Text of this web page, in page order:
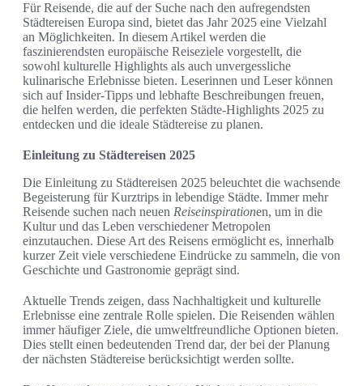
Für Reisende, die auf der Suche nach den aufregendsten
Städtereisen Europa sind, bietet das Jahr 2025 eine Vielzahl
an Möglichkeiten. In diesem Artikel werden die
faszinierendsten europäische Reiseziele vorgestellt, die
sowohl kulturelle Highlights als auch unvergessliche
kulinarische Erlebnisse bieten. Leserinnen und Leser können
sich auf Insider-Tipps und lebhafte Beschreibungen freuen,
die helfen werden, die perfekten Städte-Highlights 2025 zu
entdecken und die ideale Städtereise zu planen.
Einleitung zu Städtereisen 2025
Die Einleitung zu Städtereisen 2025 beleuchtet die wachsende
Begeisterung für Kurztrips in lebendige Städte. Immer mehr
Reisende suchen nach neuen Reiseinspirationen, um in die
Kultur und das Leben verschiedener Metropolen
einzutauchen. Diese Art des Reisens ermöglicht es, innerhalb
kurzer Zeit viele verschiedene Eindrücke zu sammeln, die von
Geschichte und Gastronomie geprägt sind.
Aktuelle Trends zeigen, dass Nachhaltigkeit und kulturelle
Erlebnisse eine zentrale Rolle spielen. Die Reisenden wählen
immer häufiger Ziele, die umweltfreundliche Optionen bieten.
Dies stellt einen bedeutenden Trend dar, der bei der Planung
der nächsten Städtereise berücksichtigt werden sollte.